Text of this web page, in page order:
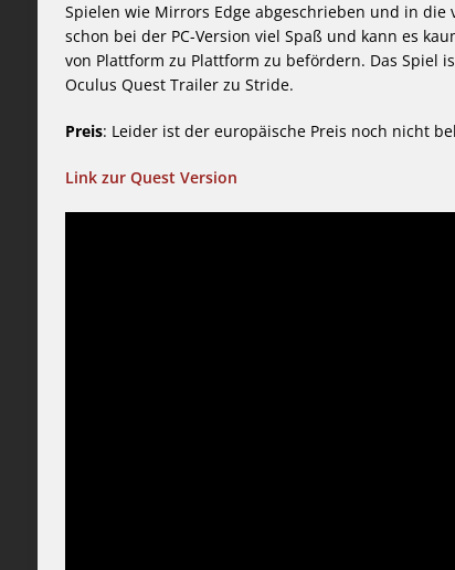
Spielen wie Mirrors Edge abgeschrieben und in
schon bei der PC-Version viel Spaß und kann es
von Plattform zu Plattform zu befördern. Das Spiel
Oculus Quest Trailer zu Stride.
Preis: Leider ist der europäische Preis noch nicht
Link zur Quest Version